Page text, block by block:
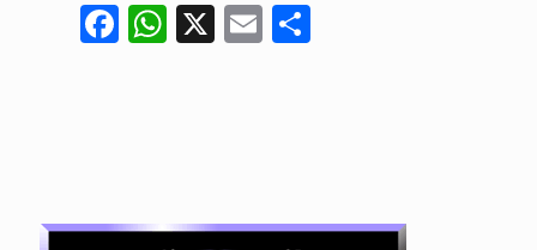
Facebook
WhatsApp
X Email